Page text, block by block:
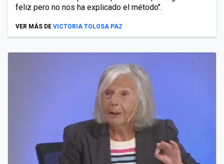
feliz pero no nos ha explicado el método".
VER MÁS DE VICTORIA TOLOSA PAZ